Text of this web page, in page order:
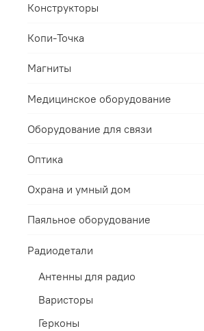
Конструкторы
Копи-Точка
Магниты
Медицинское оборудование
Оборудование для связи
Оптика
Охрана и умный дом
Паяльное оборудование
Радиодетали
Антенны для радио
Варисторы
Герконы